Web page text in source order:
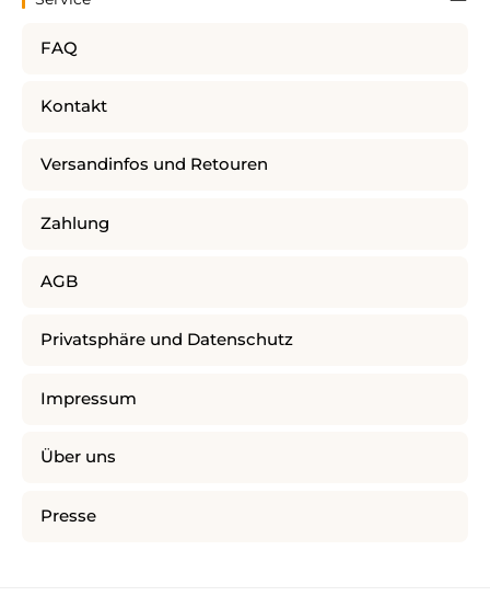
FAQ
Kontakt
Versandinfos und Retouren
Zahlung
AGB
Privatsphäre und Datenschutz
Impressum
Über uns
Presse